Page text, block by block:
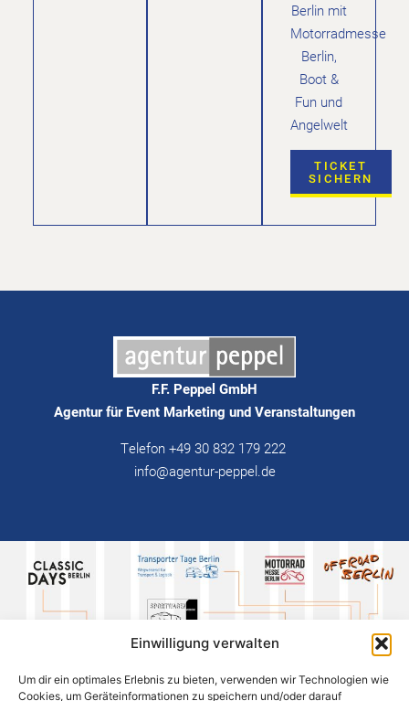
Einwilligung verwalten
Um dir ein optimales Erlebnis zu bieten, verwenden wir Technologien wie
Cookies, um Geräteinformationen zu speichern und/oder darauf
Berlin mit
Motorradmesse
Berlin,
Boot &
Fun und
Angelwelt
TICKET
SICHERN
F.F. Peppel GmbH
Agentur für Event Marketing und Veranstaltungen
Telefon +49 30 832 179 222
info@agentur-peppel.de